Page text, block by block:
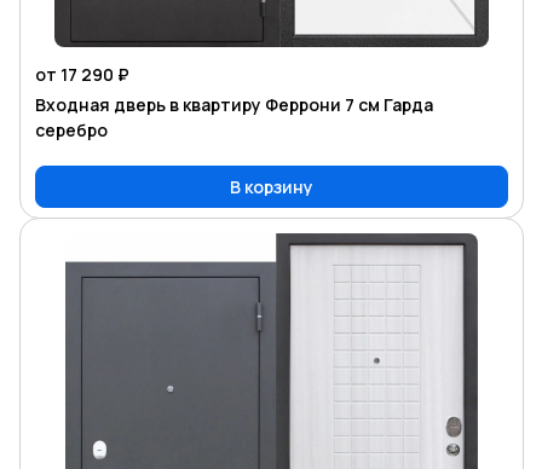
от 17 290 ₽
Входная дверь в квартиру Феррони 7 см Гарда
серебро
В корзину